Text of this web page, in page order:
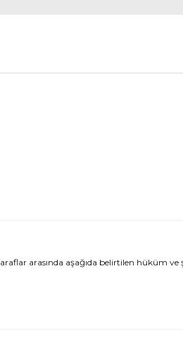
arasında aşağıda belirtilen hüküm